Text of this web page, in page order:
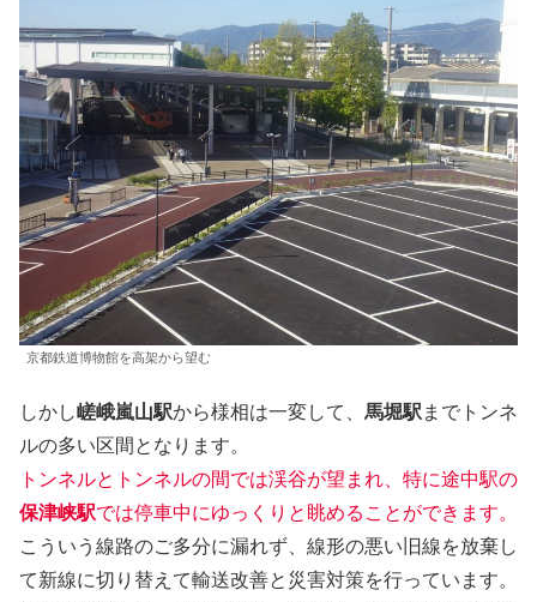
京都鉄道博物館を高架から望む
しかし嵯峨嵐山駅から様相は一変して、 馬堀駅 までトンネ
ルの多い区間となります。
トンネルとトンネルの間では渓谷が望まれ、特に途中駅の
保津峡駅では停車中にゆっくりと眺めることができます。
こういう線路のご多分に漏れず、線形の悪い旧線を放棄し
て新線に切り替えて輸送改善と災害対策を行っています。